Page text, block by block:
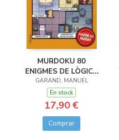
MURDOKU 80
ENIGMES DE LÒGICA
I ASSASSINATS
GARAND, MANUEL
En stock
17,90 €
Comprar